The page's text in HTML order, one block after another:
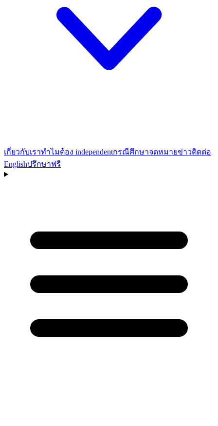
เกี่ยวกับเราทำไมต้อง independentกรณีศึกษาจดหมายข่าวติดต่อ
Englishปรึกษาฟรี